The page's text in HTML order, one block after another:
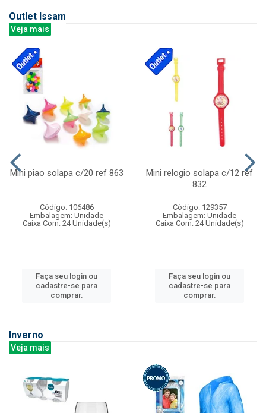
Outlet Issam
Veja mais
Mini piao solapa c/20 ref 863
Código: 106486
Embalagem: Unidade
Caixa Com: 24 Unidade(s)
Faça seu login ou
cadastre-se para
comprar.
Mini relogio solapa c/12 ref
832
Código: 129357
Embalagem: Unidade
Caixa Com: 24 Unidade(s)
Faça seu login ou
cadastre-se para
comprar.
Inverno
Veja mais